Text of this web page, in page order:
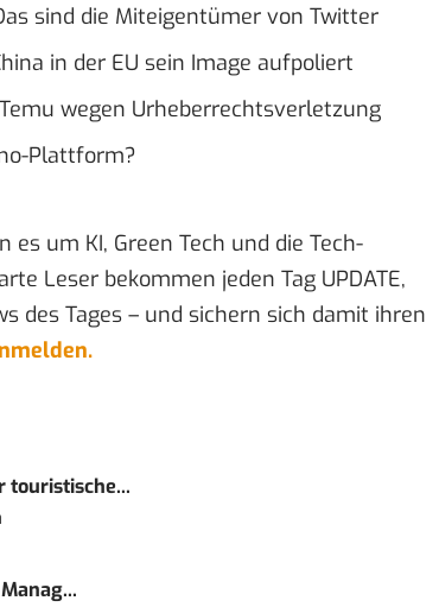
sind die Miteigentümer von Twitter
in der EU sein Image aufpoliert
wegen Urheberrechtsverletzung
Plattform?
es um KI, Green Tech und die Tech-
Leser bekommen jeden Tag UPDATE,
des Tages – und sichern sich damit ihren
touristische...